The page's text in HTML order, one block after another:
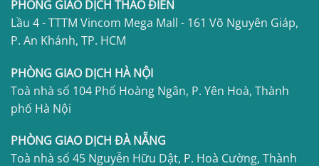
PHÒNG GIAO DỊCH THẢO ĐIỀN
Lầu 4 - TTTM Vincom Mega Mall - 161 Võ Nguyên Giáp,
P. An Khánh, TP. HCM
PHÒNG GIAO DỊCH HÀ NỘI
Toà nhà số 104 Phố Hoàng Ngân, P. Yên Hoà, Thành
phố Hà Nội
PHÒNG GIAO DỊCH ĐÀ NẴNG
Toà nhà số 45 Nguyễn Hữu Dật, P. Hoà Cường, Thành